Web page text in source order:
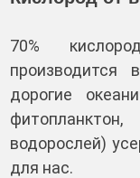
70%
дорогие
водорослей)
для нас.